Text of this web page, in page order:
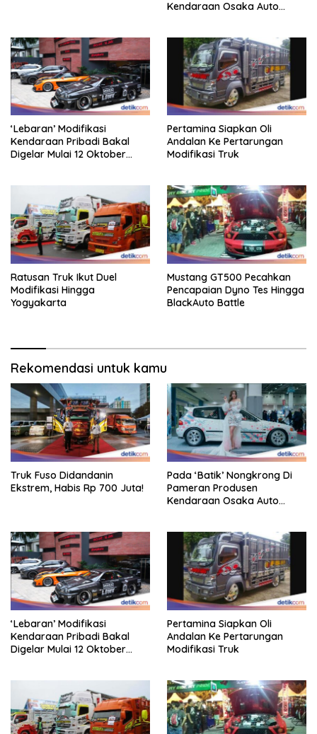
Kendaraan Osaka Auto
‘Lebaran’ Modifikasi
Kendaraan Pribadi Bakal
Digelar Mulai 12 Oktober
Pertamina Siapkan Oli
Andalan Ke Pertarungan
Modifikasi Truk
Ratusan Truk Ikut Duel
Modifikasi Hingga
Yogyakarta
Mustang GT500 Pecahkan
Pencapaian Dyno Tes Hingga
BlackAuto Battle
Rekomendasi untuk kamu
Truk Fuso Didandanin
Ekstrem, Habis Rp 700 Juta!
Pada ‘Batik’ Nongkrong Di
Pameran Produsen
Kendaraan Osaka Auto
‘Lebaran’ Modifikasi
Kendaraan Pribadi Bakal
Digelar Mulai 12 Oktober
Pertamina Siapkan Oli
Andalan Ke Pertarungan
Modifikasi Truk